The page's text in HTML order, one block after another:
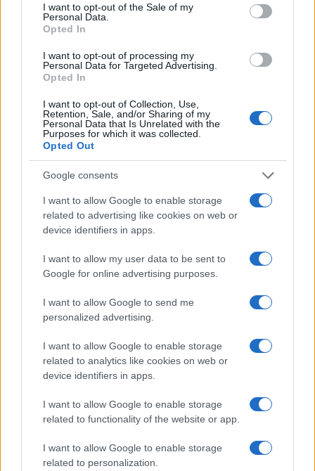
I want to opt-out of the Sale of my
Personal Data.
Opted In
I want to opt-out of processing my
Personal Data for Targeted Advertising.
Opted In
I want to opt-out of Collection, Use,
Retention, Sale, and/or Sharing of my
Personal Data that Is Unrelated with the
Purposes for which it was collected.
Opted Out
Google consents
I want to allow Google to enable storage
related to advertising like cookies on web or
device identifiers in apps.
I want to allow my user data to be sent to
Google for online advertising purposes.
I want to allow Google to send me
personalized advertising.
I want to allow Google to enable storage
related to analytics like cookies on web or
device identifiers in apps.
I want to allow Google to enable storage
related to functionality of the website or app.
I want to allow Google to enable storage
related to personalization.
perché la libertà di critica di chiunque è il sale
della democrazia.
Ma perché insultarle in modo greve e volgare?
Perché alcuni, in Italia, devono sempre superare il
persone civili?https://t.co/omagaI64WZ
— Guido Crosetto (@GuidoCrosetto)
Eppure, una domanda sorge spontanea: come
avrebbero reagito le Murgia, i Boldrini, i Saviano,
le Perego, se fosse stato un giornalista o un
politico di centrodestra a tacciare in tal modo un
esponente di sinistra, o addirittura un premier di
Come minimo,si sarebbero aperte inchieste,
demonizzazioni, inviti a presentare le
Si badi bene. In quel caso, la sinistra avrebbe fatto